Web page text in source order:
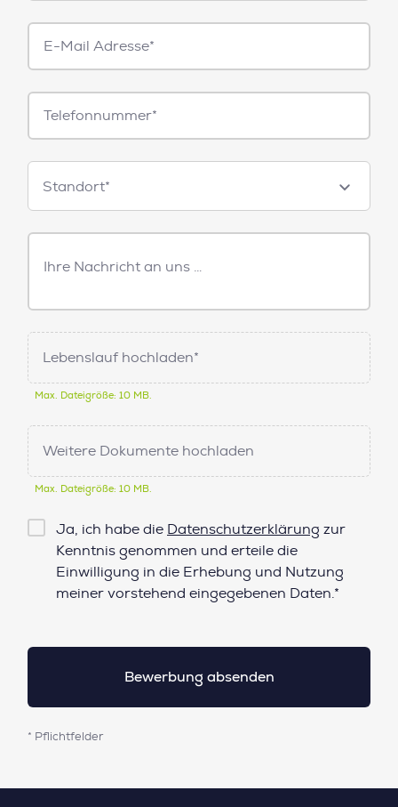
E-
Mail*
Telefonnummer
Standorte
Standort*
Freitext
Nachricht
Lebenslauf hochladen*
Max. Dateigröße: 10 MB.
Weitere Dokumente hochladen
Max. Dateigröße: 10 MB.
Checkbox
Datenschutz*
Ja, ich habe die Datenschutzerklärung zur
Kenntnis genommen und erteile die
Einwilligung in die Erhebung und Nutzung
meiner vorstehend eingegebenen Daten.*
* Pflichtfelder